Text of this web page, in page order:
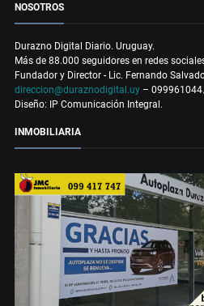
NOSOTROS
Durazno Digital Diario. Uruguay.
Más de 88.000 seguidores en redes
Fundador y Director - Lic. Fernando
direccion@duraznodigital.uy – 099961044.
Diseño: IP Comunicación Integral.
INMOBILIARIA